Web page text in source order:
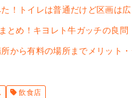
！トイレは普通だけど区画は広
とめ！キヨレト牛ガッチの良問
から有料の場所までメリット
飲食店